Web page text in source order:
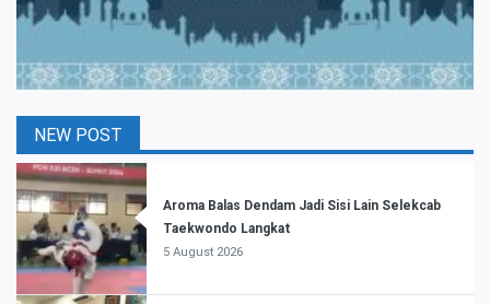
NEW POST
Aroma Balas Dendam Jadi Sisi Lain Selekcab
Taekwondo Langkat
5 August 2026